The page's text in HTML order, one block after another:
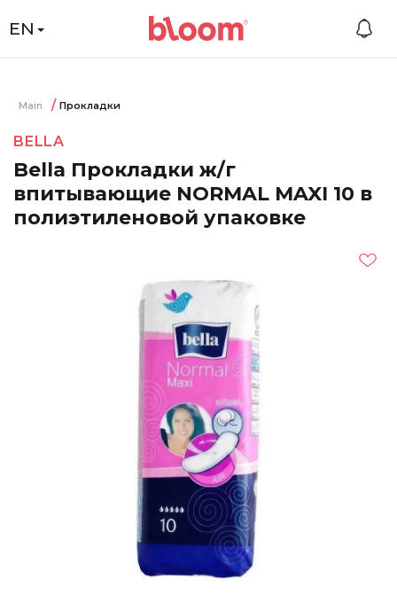
EN
Main Прокладки
BELLA
Bella Прокладки ж/г
впитывающие NORMAL MAXI 10 в
полиэтиленовой упаковке